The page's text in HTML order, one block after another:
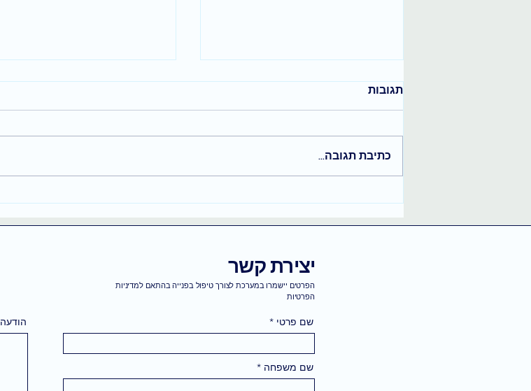
בחירה חופשית והקשבה לקצב
ניסית לחשוב חיובי וזה לא
תגובות
כתיבת תגובה...
יצירת קשר
הודעה שם פרטי
שם משפחה
הפרטים יישמרו במערכת לצורך טיפול בפנייה בהתאם למדיניות
הפרטיות